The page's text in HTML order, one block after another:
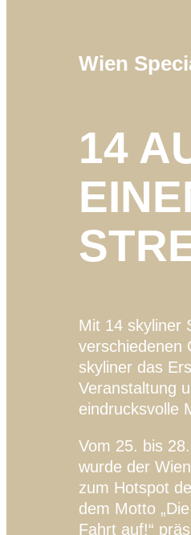
Wien
14
Mit 14 skyliner
verschiedenen
skyliner das
Veranstaltung
eindrucksvolle
Vom 25. bis
wurde der
zum Hotspot
dem Motto
Fahrt auf!“